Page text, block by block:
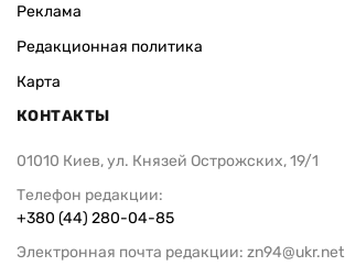
Реклама
Редакционная политика
Карта
КОНТАКТЫ
01010 Киев, ул. Князей Острожских, 19/1
Телефон редакции:
+380 (44) 280-04-85
Электронная почта редакции: zn94@ukr.net